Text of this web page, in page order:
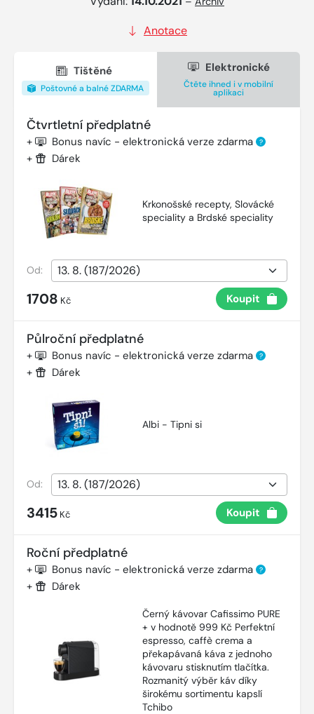
Anotace
Tištěné
Poštovné a balné ZDARMA
Elektronické
Čtěte ihned i v mobilní
aplikaci
Čtvrtletní předplatné
+ Bonus navíc - elektronická verze zdarma ?
+ Dárek
Krkonošské recepty, Slovácké
speciality a Brdské speciality
Od:
1708 Kč Koupit
Půlroční předplatné
+ Bonus navíc - elektronická verze zdarma ?
+ Dárek
Albi - Tipni si
Od:
3415 Kč Koupit
Roční předplatné
+ Bonus navíc - elektronická verze zdarma ?
+ Dárek
Černý kávovar Cafissimo PURE
+ v hodnotě 999 Kč Perfektní
espresso, caffè crema a
překapávaná káva z jednoho
kávovaru stisknutím tlačítka.
Rozmanitý výběr káv díky
širokému sortimentu kapslí
Tchibo